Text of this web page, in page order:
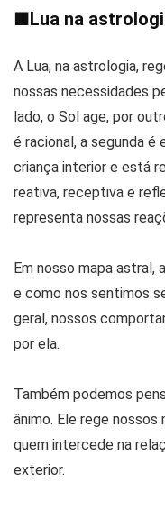
■Lua na
A Lua, na astrologia,
nossas necessidades
lado, o Sol age, por
é racional, a segunda é
criança interior e está
reativa, receptiva e
representa nossas
Em nosso mapa
e como nos sentimos
geral, nossos
por ela.
Também podemos
ânimo. Ele rege nossos
quem intercede na
exterior.